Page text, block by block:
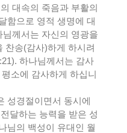
대속의 죽음과 부활의
함으로 영적 생명에 대
님께서는 자신의 영광을
찬송(감사)하게 하시려
하나님께서는 감사
소에 감사하게 하십니
성경절이면서 동시에
달하는 능력을 받은 성
님의 백성이 유대인 월